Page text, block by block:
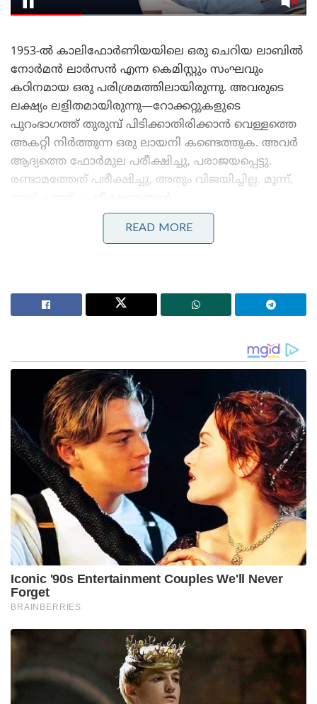
1953-ൽ കാലിഫോർണിയയിലെ ഒരു ചെറിയ ലാബിൽ
നോർമൻ ലാർസൻ എന്ന കെമിസ്റ്റും സംഘവും
കഠിനമായ ഒരു പരിശ്രമത്തിലായിരുന്നു. അവരുടെ
ലക്ഷ്യം ലളിതമായിരുന്നു—റോക്കറ്റുകളുടെ
പുറംഭാഗത്ത് തുരുമ്പ് പിടിക്കാതിരിക്കാൻ വെള്ളത്തെ
അകറ്റി നിർത്തുന്ന ഒരു ലായനി കണ്ടെത്തുക. അവർ
ആദ്യത്തെ ഫോർമുല പരീക്ഷിച്ചു, പരാജയപ്പെട്ടു.
രണ്ടാമത്തേത് പരീക്ഷിച്ചു, അതും വിജയിച്ചില്ല. മൂന്ന്,
തുടർന്നുകൊണ്ടേയിരുന്നു. ലാബിലെ ഓരോ
പരീക്ഷണവും പരാജയപ്പെടുമ്പോഴും അവരുടെ
Stories you may like
ജപ്പാന്റെ എഫ്-2 പോർവിമാനങ്ങൾ ആദ്യമായി
ഇന്ത്യയിലേക്ക് ; ഇന്തോ-പസഫിക്കിൽ പ്രതിരോധ
സഹകരണം ശക്തമാക്കാൻ തീരുമാനം
തീവ്രവാദ പ്രചാരണത്തിനെതിരെ ശക്തമായ
നടപടികളുമായി ഫഡ്നാവിസ് ; തീവ്രനിലപാടുള്ള 114
പ്രസിദ്ധീകരണങ്ങൾ നിരോധിച്ച് മഹാരാഷ്ട്ര സർക്കാർ
മുപ്പത്തിഒൻപതാമത്തെ പരീക്ഷണവും പാളിയപ്പോൾ
പലരും വിചാരിച്ചു ഇത്രയുമായ സ്ഥിതിക്ക് ഇത്
നിർത്തുന്നതാണ് ബുദ്ധിയെന്ന്. എന്നാൽ
നാൽപ്പതാമത്തെ തവണ അവർ പുതിയൊരു മിശ്രിതം
തയ്യാറാക്കി പരീക്ഷിച്ചു. അത്ഭുതം എന്ന് പറയട്ടെ,
അത് കൃത്യമായി പ്രവർത്തിച്ചു! അങ്ങനെ ആ
വിജയത്തിന് അവർ ഒരു പേരിട്ടു: ‘Water Displacement,
40th attempt’. ഇതിന്റെ ചുരുക്കരൂപമാണ് നമ്മൾ ഇന്ന്
കാണുന്ന WD-40.
യഥാർത്ഥത്തിൽ റോക്കറ്റുകൾക്ക് വേണ്ടി മാത്രം
നിർമ്മിച്ച ഈ ഉൽപ്പന്നം എങ്ങനെയാണ് ഓരോ
സാധാരണക്കാരന്റെയും വീട്ടിലെത്തിയത് എന്നതും
രസകരമാണ്. കൺവെയർ കമ്പനിയിലെ ജീവനക്കാർ
READ MORE